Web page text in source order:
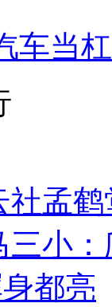
车当
社孟
小
都亮